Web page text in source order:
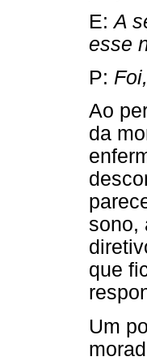
E:A
esse
P:
Ao
da
sono,
que
Um